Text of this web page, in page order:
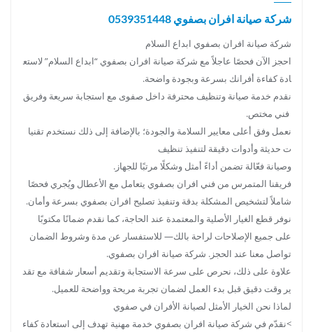
شركة صيانة افران بصفوي 0539351448
شركة صيانة افران بصفوي ابداع السلام
احجز الآن فحصًا عاجلاً مع شركة صيانة افران بصفوي “ابداع السلام” لاستع
ادة كفاءة أفرانك بسرعة وبجودة واضحة.
نقدم خدمة صيانة وتنظيف محترفة داخل صفوى مع استجابة سريعة وفريق
فني مختص.
نعمل وفق أعلى معايير السلامة والجودة؛ بالإضافة إلى ذلك نستخدم تقنيا
ت حديثة وأدوات دقيقة لتنفيذ تنظيف
وصيانة فعّالة تضمن أداءً أمثل وشكلًا مرتبًا للجهاز.
فريقنا المتمرس من فني افران بصفوي يتعامل مع الأعطال ويُجري فحصًا
شاملاً لتشخيص المشكلة بدقة وتنفيذ تصليح افران بصفوي بسرعة وأمان.
نوفر قطع الغيار الأصلية والمعتمدة عند الحاجة، كما نقدم ضمانًا مكتوبًا
على جميع الإصلاحات لراحة بالك— للاستفسار عن مدة وشروط الضمان
تواصل معنا عند الحجز. شركة صيانة افران بصفوي.
علاوة على ذلك، نحرص على سرعة الاستجابة وتقديم أسعار شفافة مع تقد
ير وقت دقيق قبل بدء العمل لضمان تجربة مريحة وواضحة للعميل.
لماذا نحن الخيار الأمثل لصيانة الأفران في صفوي
>نقدّم في شركة صيانة افران بصفوي خدمة مهنية تهدف إلى استعادة كفاء